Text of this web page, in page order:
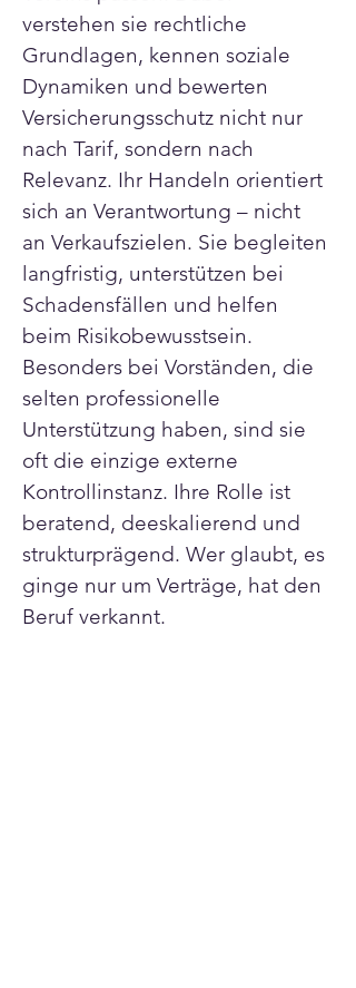
verstehen sie rechtliche
Grundlagen, kennen soziale
Dynamiken und bewerten
Versicherungsschutz nicht nur
nach Tarif, sondern nach
Relevanz. Ihr Handeln orientiert
sich an Verantwortung – nicht
an Verkaufszielen. Sie begleiten
langfristig, unterstützen bei
Schadensfällen und helfen
beim Risikobewusstsein.
Besonders bei Vorständen, die
selten professionelle
Unterstützung haben, sind sie
oft die einzige externe
Kontrollinstanz. Ihre Rolle ist
beratend, deeskalierend und
strukturprägend. Wer glaubt, es
ginge nur um Verträge, hat den
Beruf verkannt.